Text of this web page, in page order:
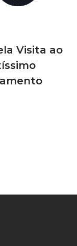
Visita ao